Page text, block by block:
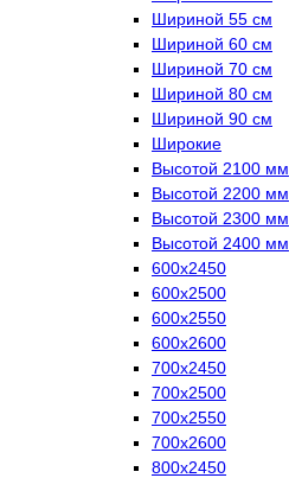
Шириной 55 см
Шириной 60 см
Шириной 70 см
Шириной 80 см
Шириной 90 см
Широкие
Высотой 2100 мм
Высотой 2200 мм
Высотой 2300 мм
Высотой 2400 мм
600х2450
600х2500
600х2550
600х2600
700х2450
700х2500
700х2550
700х2600
800х2450